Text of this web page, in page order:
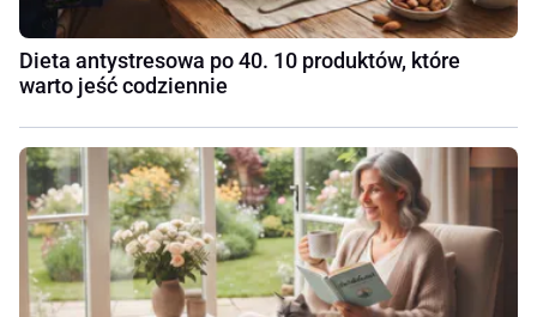
Dieta antystresowa po 40. 10 produktów, które
warto jeść codziennie